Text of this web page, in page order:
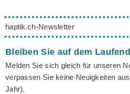
haptik.ch-Newsletter
Bleiben Sie auf dem
Melden Sie sich gleich für unseren
verpassen Sie keine Neuigkeiten
Jahr).